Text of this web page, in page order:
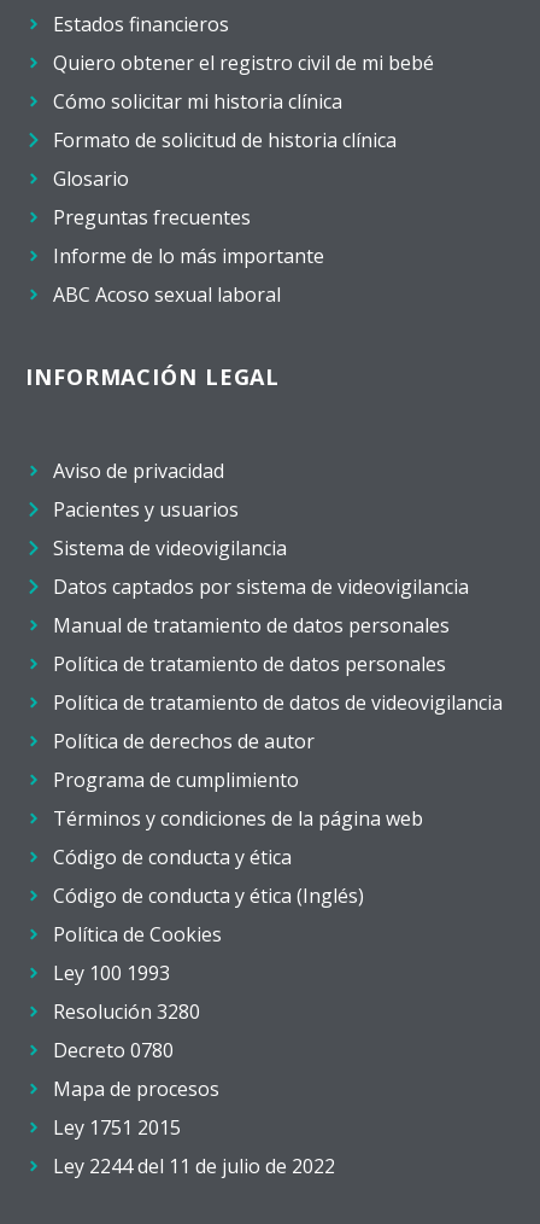
Estados financieros
Quiero obtener el registro civil de mi bebé
Cómo solicitar mi historia clínica
Formato de solicitud de historia clínica
Glosario
Preguntas frecuentes
Informe de lo más importante
ABC Acoso sexual laboral
INFORMACIÓN LEGAL
Aviso de privacidad
Pacientes y usuarios
Sistema de videovigilancia
Datos captados por sistema de videovigilancia
Manual de tratamiento de datos personales
Política de tratamiento de datos personales
Política de tratamiento de datos de videovigilancia
Política de derechos de autor
Programa de cumplimiento
Términos y condiciones de la página web
Código de conducta y ética
Código de conducta y ética (Inglés)
Política de Cookies
Ley 100 1993
Resolución 3280
Decreto 0780
Mapa de procesos
Ley 1751 2015
Ley 2244 del 11 de julio de 2022